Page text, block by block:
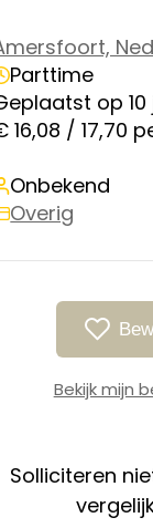
Parttime
op 10
16,08 / 17,70
Onbekend
Overig
Bekijk mijn
Solliciteren